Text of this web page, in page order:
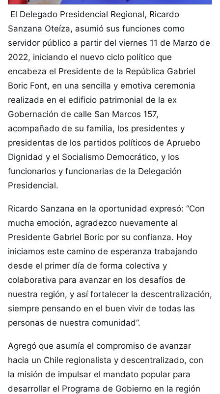
El Delegado Presidencial Regional, Ricardo
Sanzana Oteíza, asumió sus funciones como
servidor público a partir del viernes 11 de Marzo de
2022, iniciando el nuevo ciclo político que
encabeza el Presidente de la República Gabriel
Boric Font, en una sencilla y emotiva ceremonia
realizada en el edificio patrimonial de la ex
Gobernación de calle San Marcos 157,
acompañado de su familia, los presidentes y
presidentas de los partidos políticos de Apruebo
Dignidad y el Socialismo Democrático, y los
funcionarios y funcionarias de la Delegación
Presidencial.
Ricardo Sanzana en la oportunidad expresó: “Con
mucha emoción, agradezco nuevamente al
Presidente Gabriel Boric por su confianza. Hoy
iniciamos este camino de esperanza trabajando
desde el primer día de forma colectiva y
colaborativa para avanzar en los desafíos de
nuestra región, y así fortalecer la descentralización,
siempre pensando en el buen vivir de todas las
personas de nuestra comunidad”.
Agregó que asumía el compromiso de avanzar
hacia un Chile regionalista y descentralizado, con
la misión de impulsar el mandato popular para
desarrollar el Programa de Gobierno en la región